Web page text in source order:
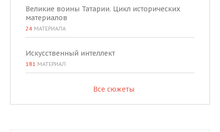
Великие воины Татарии. Цикл исторических
материалов
24 МАТЕРИАЛА
Искусственный интеллект
181 МАТЕРИАЛ
Все сюжеты